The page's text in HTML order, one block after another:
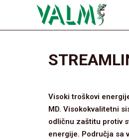
Visoki troškovi
MD. Visokokvalitetni
odličnu zaštitu protiv
energije. Područja sa